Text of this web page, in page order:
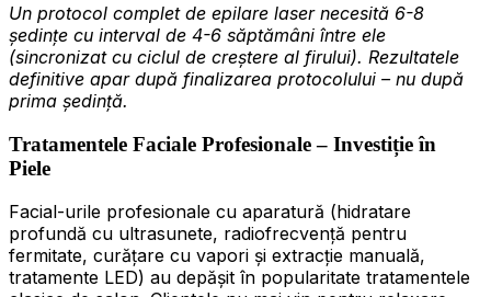
Un protocol complet de epilare laser necesită 6-8
ședințe cu interval de 4-6 săptămâni între ele
(sincronizat cu ciclul de creștere al firului). Rezultatele
definitive apar după finalizarea protocolului – nu după
prima ședință.
Tratamentele Faciale Profesionale – Investiție în
Piele
Facial-urile profesionale cu aparatură (hidratare
profundă cu ultrasunete, radiofrecvență pentru
fermitate, curățare cu vapori și extracție manuală,
tratamente LED) au depășit în popularitate tratamentele